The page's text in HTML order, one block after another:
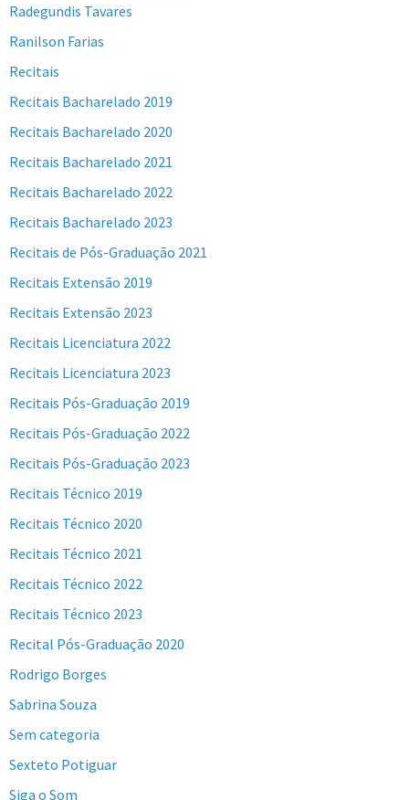
Radegundis Tavares
Ranilson Farias
Recitais
Recitais Bacharelado 2019
Recitais Bacharelado 2020
Recitais Bacharelado 2021
Recitais Bacharelado 2022
Recitais Bacharelado 2023
Recitais de Pós-Graduação 2021
Recitais Extensão 2019
Recitais Extensão 2023
Recitais Licenciatura 2022
Recitais Licenciatura 2023
Recitais Pós-Graduação 2019
Recitais Pós-Graduação 2022
Recitais Pós-Graduação 2023
Recitais Técnico 2019
Recitais Técnico 2020
Recitais Técnico 2021
Recitais Técnico 2022
Recitais Técnico 2023
Recital Pós-Graduação 2020
Rodrigo Borges
Sabrina Souza
Sem categoria
Sexteto Potiguar
Siga o Som